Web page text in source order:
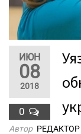
ИЮН
08
2018
0
Автор РЕДАКТОР